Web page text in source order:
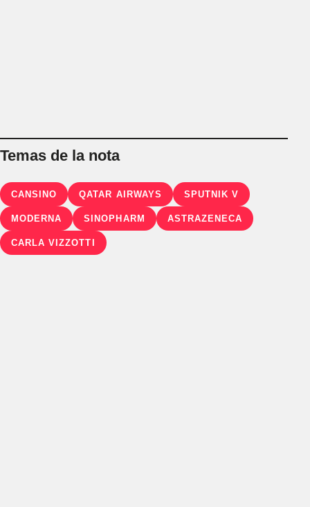
Temas de la nota
CANSINO QATAR AIRWAYS SPUTNIK V
MODERNA SINOPHARM ASTRAZENECA
CARLA VIZZOTTI